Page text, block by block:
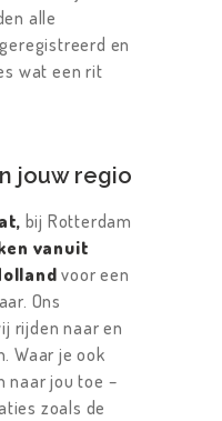
alle
en
wat een rit
jouw regio
bij Rotterdam
vanuit
voor een
Ons
rijden naar en
Waar je ook
naar jou toe –
zoals de